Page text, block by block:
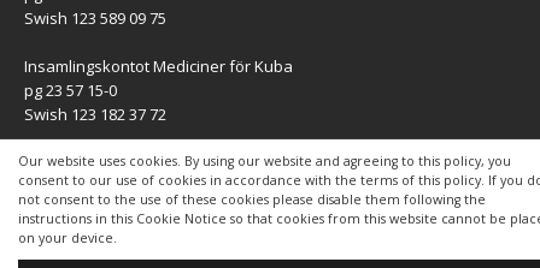
Our website uses cookies. By using our website and agreeing to this policy, you
consent to our use of cookies in accordance with the terms of this policy. If you
not consent to the use of these cookies please disable them following the
instructions in this Cookie Notice so that cookies from this website cannot be
on your device.
Swish 123 589 09 75
Insamlingskontot Mediciner för Kuba
pg 23 57 15-0
Swish 123 182 37 72
KONTAKT
Kontaktuppgifter